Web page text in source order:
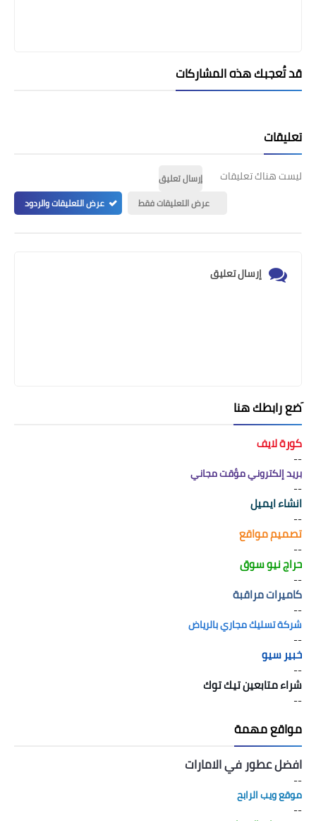
قد تُعجبك هذه المشاركات
تعليقات
ليست هناك تعليقات
إرسال تعليق
عرض التعليقات فقط
عرض التعليقات والردود
إرسال تعليق
َضع رابطك هنا
كورة لايف
--
بريد إلكتروني مؤقت مجاني
--
انشاء ايميل
--
تصميم مواقع
--
حراج نيو سوق
--
كاميرات مراقبة
--
شركة تسليك مجاري بالرياض
--
خبير سيو
--
شراء متابعين تيك توك
--
مواقع مهمة
افضل عطور في الامارات
--
موقع ويب الرابح
--